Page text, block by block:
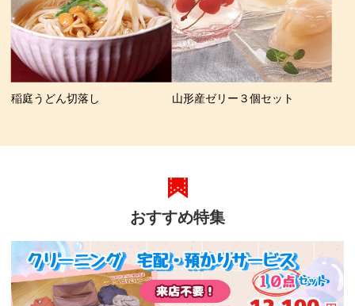
稲庭うどん切落し 山形産ゼリー３個セット
おすすめ特集